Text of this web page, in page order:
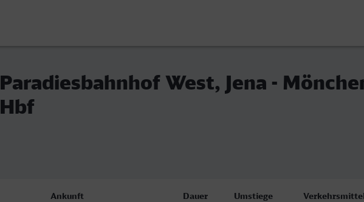
Paradiesbahnhof West, Jena -
Hbf
Ankunft Dauer Umstiege